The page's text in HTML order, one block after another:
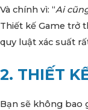
Và chính vì: “Ai
Thiết kế Game trở
quy luật xác suất
2. THIẾT
Bạn sẽ không bao